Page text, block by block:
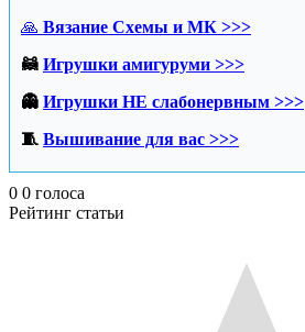
🙏 Вязание Схемы и МК >>>
🦝 Игрушки амигуруми >>>
👻 Игрушки НЕ слабонервным >>>
🧵 Вышивание для вас >>>
0 0 голоса
Рейтинг статьи